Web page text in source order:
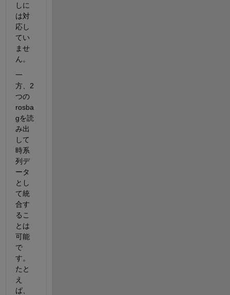
しに
は対
応し
てい
ませ
ん。
一
方、2
つの
rosba
gを読
み出
して
時系
列デ
ータ
とし
て統
合す
るこ
とは
可能
で
す。
たと
え
ば、